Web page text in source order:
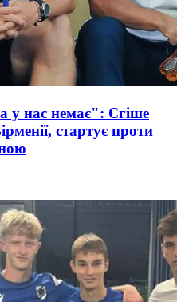
у нас немає": Єгіше
стартує проти